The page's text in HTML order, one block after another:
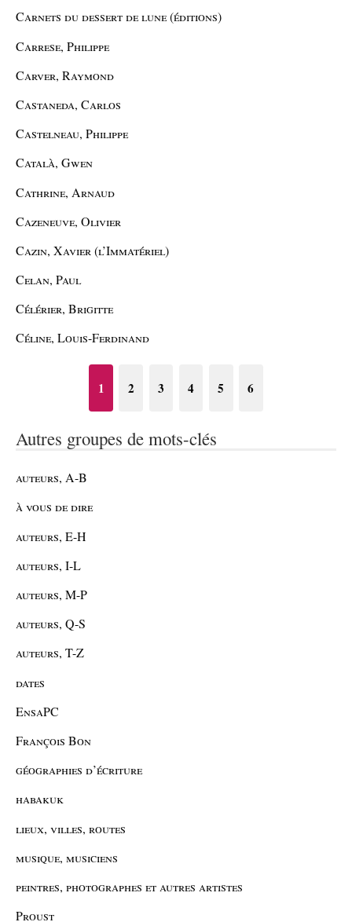
Carnets du dessert de lune (éditions)
Carrese, Philippe
Carver, Raymond
Castaneda, Carlos
Castelneau, Philippe
Català, Gwen
Cathrine, Arnaud
Cazeneuve, Olivier
Cazin, Xavier (l’Immatériel)
Celan, Paul
Célérier, Brigitte
Céline, Louis-Ferdinand
1 2 3 4 5 6
Autres groupes de mots-clés
auteurs, A-B
à vous de dire
auteurs, E-H
auteurs, I-L
auteurs, M-P
auteurs, Q-S
auteurs, T-Z
dates
EnsaPC
François Bon
géographies d’écriture
habakuk
lieux, villes, routes
musique, musiciens
peintres, photographes et autres artistes
Proust